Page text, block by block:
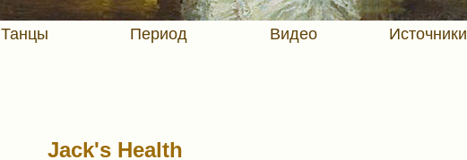
Танцы Период Видео Источники
Jack's Health